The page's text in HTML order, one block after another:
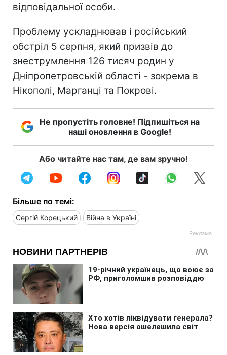
відповідальної особи.
Проблему ускладнював і російський
обстріл 5 серпня, який призвів до
знеструмлення 126 тисяч родин у
Дніпропетровській області - зокрема в
Нікополі, Марганці та Покрові.
Не пропустіть головне! Підпишіться на
наші оновлення в Google!
Або читайте нас там, де вам зручно!
Більше по темі:
Сергій Корецький Війна в Україні